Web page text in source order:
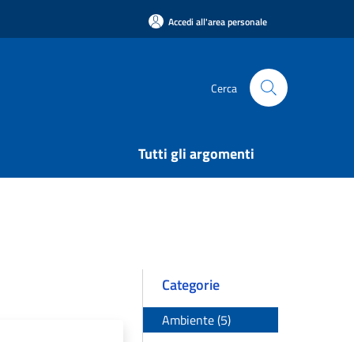
Accedi all'area personale
Cerca
Tutti gli argomenti
Categorie
Ambiente (5)